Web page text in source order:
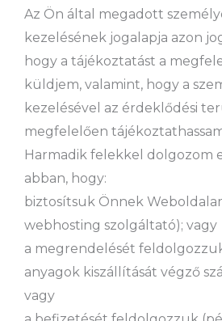
Az Ön által megadott
kezelésének jogalapja azon
hogy a tájékoztatást a
küldjem, valamint, hogy a
kezelésével az érdeklődési
megfelelően
Harmadik felekkel dolgozom
abban, hogy:
biztosítsuk Önnek
webhosting szolgáltató); vagy
a megrendelését
anyagok kiszállítását végző
vagy